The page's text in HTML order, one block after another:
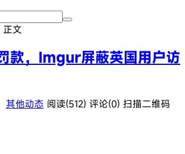
正文
款，Imgur屏蔽英国用户访
其他动态 阅读(512) 评论(0) 扫描二维码